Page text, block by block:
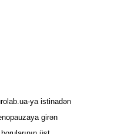
ya istinadən
girən